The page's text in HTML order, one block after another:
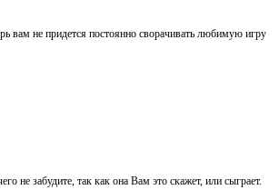
вам не придется постоянно сворачивать любимую игру
не забудите, так как она Вам это скажет, или сыграет.